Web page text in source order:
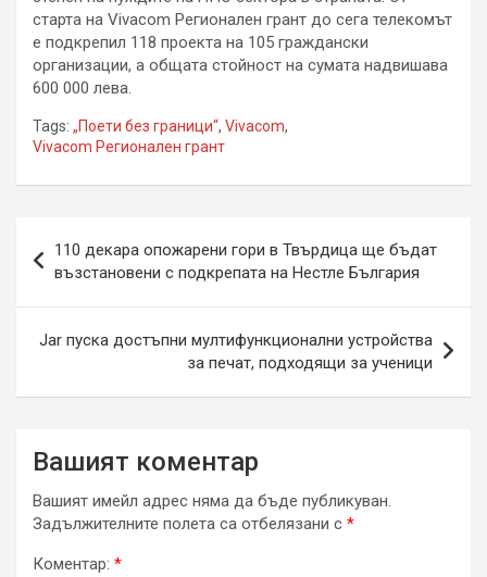
старта на Vivacom Регионален грант до сега телекомът
е подкрепил 118 проекта на 105 граждански
организации, а общата стойност на сумата надвишава
600 000 лева.
Tags: „Поети без граници“, Vivacom,
Vivacom Регионален грант
110 декара опожарени гори в Твърдица ще бъдат
възстановени с подкрепата на Нестле България
Jar пуска достъпни мултифункционални устройства
за печат, подходящи за ученици
Вашият коментар
Вашият имейл адрес няма да бъде публикуван.
Задължителните полета са отбелязани с *
Коментар: *